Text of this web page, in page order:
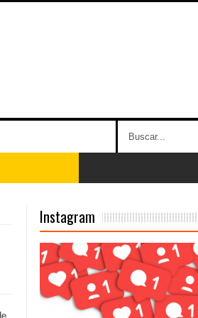
Rock Café
Instagram